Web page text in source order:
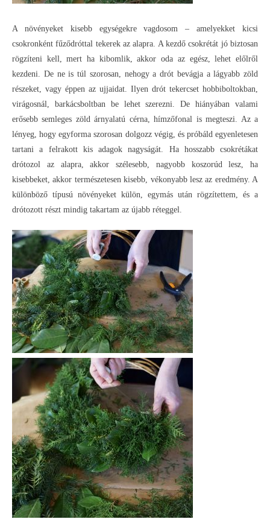
A növényeket kisebb egységekre vagdosom – amelyekket kicsi
csokronként fűződróttal tekerek az alapra. A kezdő csokrétát jó biztosan
rögzíteni kell, mert ha kibomlik, akkor oda az egész, lehet előlről
kezdeni. De ne is túl szorosan, nehogy a drót bevágja a lágyabb zöld
részeket, vagy éppen az ujjaidat. Ilyen drót tekercset hobbiboltokban,
virágosnál, barkácsboltban be lehet szerezni. De hiányában valami
erősebb semleges zöld árnyalatú cérna, hímzőfonal is megteszi. Az a
lényeg, hogy egyforma szorosan dolgozz végig, és próbáld egyenletesen
tartani a felrakott kis adagok nagyságát. Ha hosszabb csokrétákat
drótozol az alapra, akkor szélesebb, nagyobb koszorúd lesz, ha
kisebbeket, akkor természetesen kisebb, vékonyabb lesz az eredmény. A
különböző típusú növényeket külön, egymás után rögzítettem, és a
drótozott részt mindig takartam az újabb réteggel.